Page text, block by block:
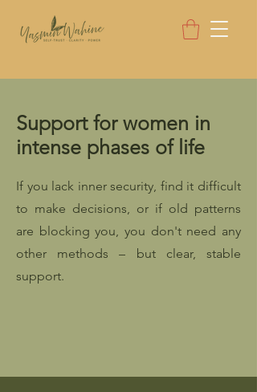
Support for women in
intense phases of life
If you lack inner security, find it difficult
to make decisions, or if old patterns
are blocking you, you don't need any
other methods – but clear, stable
support.